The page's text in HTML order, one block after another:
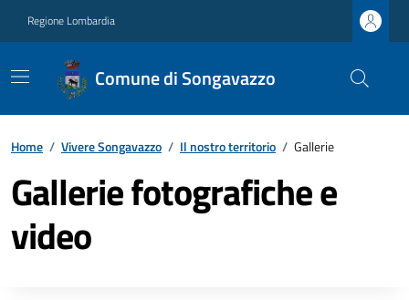
Regione Lombardia
Comune di Songavazzo
Home / Vivere Songavazzo / Il nostro territorio / Gallerie
Gallerie fotografiche e
video